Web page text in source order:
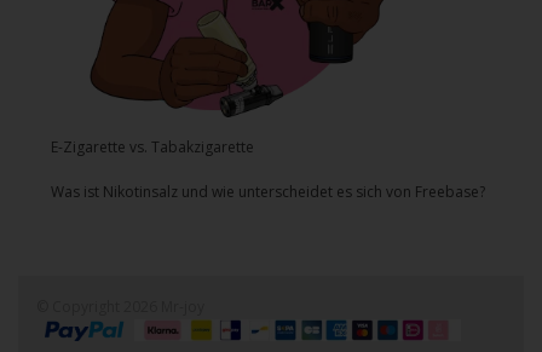
E-Zigarette vs. Tabakzigarette
Was ist Nikotinsalz und wie unterscheidet es sich von Freebase?